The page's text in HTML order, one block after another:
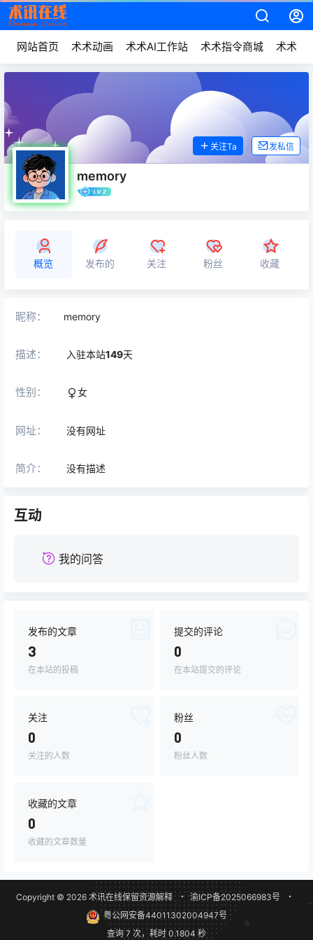
网站首页 术术动画 术术AI工作站 术术指令商城 术术动
memory
关注Ta 发私信
概览 发布的 关注 粉丝 收藏
昵称： memory
描述： 入驻本站149天
性别： 女
网址： 没有网址
简介： 没有描述
互动
我的问答
发布的文章
3
在本站的投稿
提交的评论
0
在本站提交的评论
关注
0
关注的人数
粉丝
0
粉丝人数
收藏的文章
0
收藏的文章数量
Copyright © 2026术讯在线保留资源解释 ・ 渝ICP备2025066983号
・
粤公网安备44011302004947号
查询 7 次，耗时 0.1804 秒